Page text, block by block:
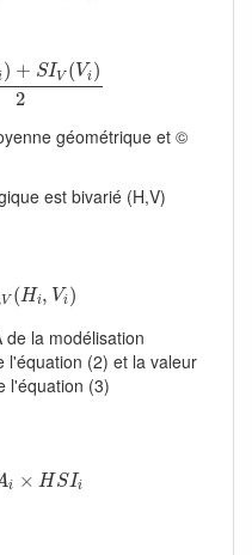
) + SIV (Vi)
2
+ S V(V )2
géométrique et ©
est bivarié (H,V)
V (Hi, Vi)
Hi, i)
la modélisation
l'équation (2) et la valeur
l'équation (3)
i × HSIi